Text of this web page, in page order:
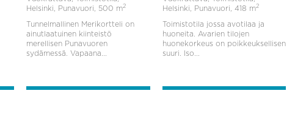
Helsinki, Punavuori, 500 m2
Tunnelmallinen Merikortteli on
ainutlaatuinen kiinteistö
merellisen Punavuoren
sydämessä. Vapaana...
Helsinki, Punavuori, 418 m2
Toimistotila jossa avotilaa ja
huoneita. Avarien tilojen
huonekorkeus on poikkeuksellisen
suuri. Iso...